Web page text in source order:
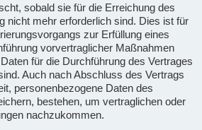
sobald sie für die Erreichung des
nicht mehr erforderlich sind. Dies ist für
zur Erfüllung eines
vorvertraglicher Maßnahmen
für die Durchführung des Vertrages
Auch nach Abschluss des Vertrags
personenbezogene Daten des
bestehen, um vertraglichen oder
nachzukommen.